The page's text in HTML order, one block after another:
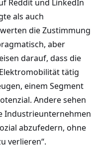
Reddit und LinkedIn
als auch
die Zustimmung
aber
darauf, dass die
tätig
einem Segment
Andere sehen
Industrieunternehmen
abzufedern, ohne
verlieren“.